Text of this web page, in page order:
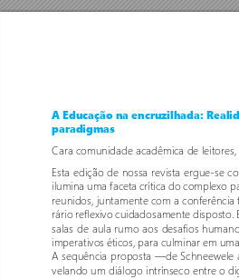
A Educação na encruzilhada:
paradigmas
Cara comunidade acadêmica de leitores,
Esta edição de nossa revista ergue-se
ilumina uma faceta crítica do complexo
reunidos, juntamente com a conferência
rário reflexivo cuidadosamente disposto.
salas de aula rumo aos desafios
imperativos éticos, para culminar em
A sequência proposta —de Schneewele
velando um diálogo intrínseco entre o